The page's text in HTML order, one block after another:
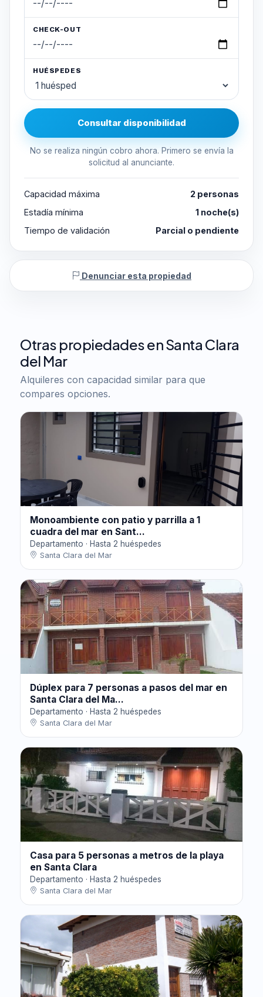
CHECK-OUT
HUÉSPEDES
Consultar disponibilidad
No se realiza ningún cobro ahora. Primero se envía la
solicitud al anunciante.
Capacidad máxima
2 personas
Estadía mínima
1 noche(s)
Tiempo de validación
Parcial o pendiente
Denunciar esta propiedad
Otras propiedades en Santa Clara
del Mar
Alquileres con capacidad similar para que
compares opciones.
Monoambiente con patio y parrilla a 1
cuadra del mar en Sant...
Departamento · Hasta 2 huéspedes
Santa Clara del Mar
Dúplex para 7 personas a pasos del mar en
Santa Clara del Ma...
Departamento · Hasta 2 huéspedes
Santa Clara del Mar
Casa para 5 personas a metros de la playa
en Santa Clara
Departamento · Hasta 2 huéspedes
Santa Clara del Mar